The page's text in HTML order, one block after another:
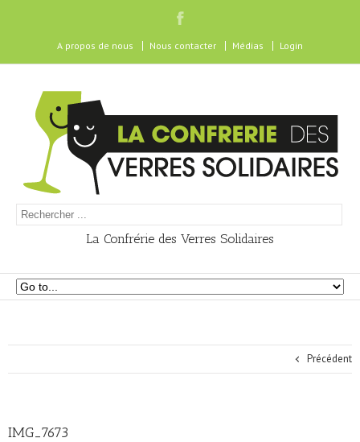
A propos de nous Nous contacter Médias Login
La Confrérie des Verres Solidaires
Précédent
IMG_7673